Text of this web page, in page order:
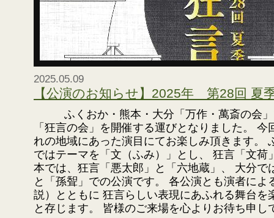
2025.05.09
【公演のお知らせ】2025年 第28回 夏
ふくおか・熊本・大分「万作・萬斎の会」
「狂言の会」を開催する運びとなりました。
れの地域にあった演目にてお楽しみ頂きます。
ではテーマを「文（ふみ）」とし、 狂言「文
本では、狂言「悪太郎」と「六地蔵」、 大分で
と「孫聟」での公演です。 各公演とも演者によ
説）とともに 狂言らしい表現にあふれる舞台を
と存じます。 皆様のご来場を心よりお待ち申